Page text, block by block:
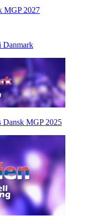
MGP 2027
Danmark
Dansk MGP 2025